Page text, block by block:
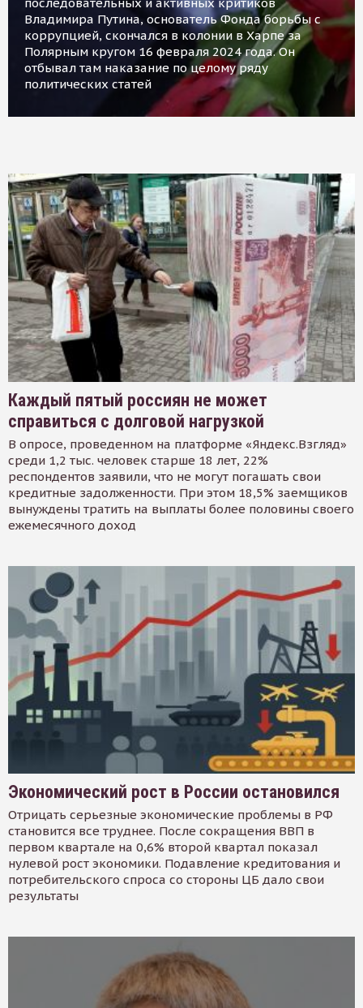
Владимира Путина, основатель Фонда борьбы с
коррупцией, скончался в колонии в Харпе за
Полярным кругом 16 февраля 2024 года. Он
отбывал там наказание по целому ряду
политических статей
Каждый пятый россиян не может
справиться с долговой нагрузкой
В опросе, проведенном на платформе «Яндекс.Взгляд»
среди 1,2 тыс. человек старше 18 лет, 22%
респондентов заявили, что не могут погашать свои
кредитные задолженности. При этом 18,5% заемщиков
вынуждены тратить на выплаты более половины своего
ежемесячного доход
Экономический рост в России остановился
Отрицать серьезные экономические проблемы в РФ
становится все труднее. После сокращения ВВП в
первом квартале на 0,6% второй квартал показал
нулевой рост экономики. Подавление кредитования и
потребительского спроса со стороны ЦБ дало свои
результаты